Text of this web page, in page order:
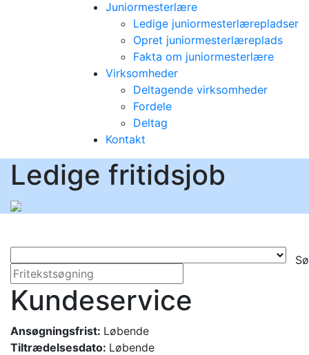
Juniormesterlære
Ledige juniormesterlærepladser
Opret juniormesterlæreplads
Fakta om juniormesterlære
Virksomheder
Deltagende virksomheder
Fordele
Deltag
Kontakt
Ledige fritidsjob
Kundeservice
Ansøgningsfrist: Løbende
Tiltrædelsesdato: Løbende